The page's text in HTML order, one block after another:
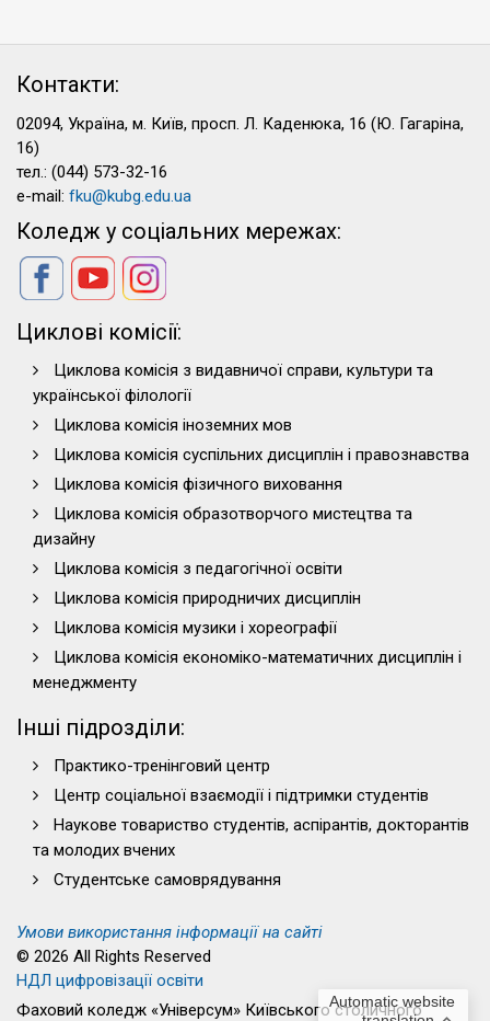
Automatic website
Контакти:
02094, Україна, м. Київ, просп. Л. Каденюка, 16 (Ю. Гагаріна,
16)
тел.: (044) 573-32-16
e-mail: fku@kubg.edu.ua
Коледж у соціальних мережах:
Циклові комісії:
Циклова комісія з видавничої справи, культури та
української філології
Циклова комісія іноземних мов
Циклова комісія суспільних дисциплін і правознавства
Циклова комісія фізичного виховання
Циклова комісія образотворчого мистецтва та
дизайну
Циклова комісія з педагогічної освіти
Циклова комісія природничих дисциплін
Циклова комісія музики і хореографії
Циклова комісія економіко-математичних дисциплін і
менеджменту
Інші підрозділи:
Практико-тренінговий центр
Центр соціальної взаємодії і підтримки студентів
Наукове товариство студентів, аспірантів, докторантів
та молодих вчених
Студентське самоврядування
Умови використання інформації на сайті
© 2026 All Rights Reserved
НДЛ цифровізації освіти
Фаховий коледж «Універсум» Київського столичного